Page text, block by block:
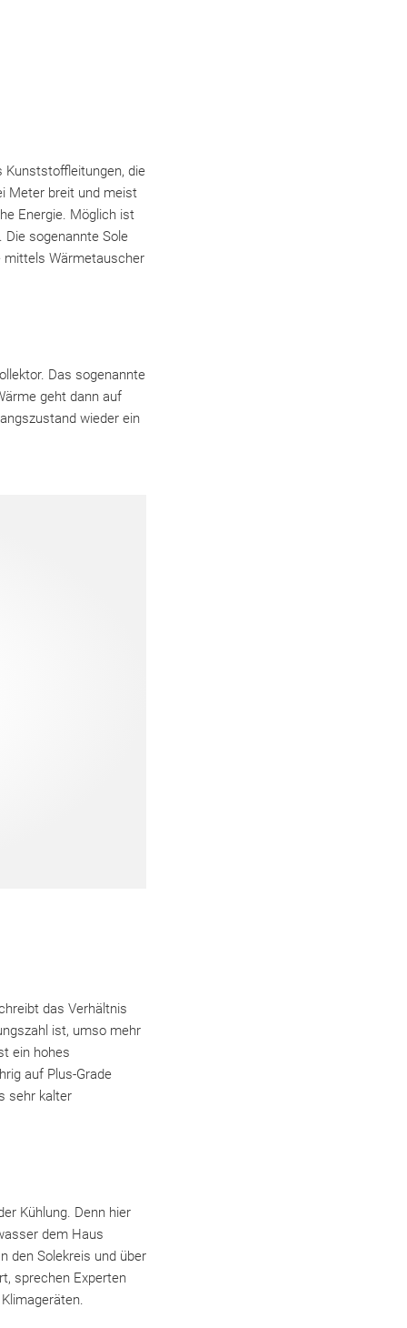
Kunststoffleitungen, die
Meter breit und meist
Energie. Möglich ist
sogenannte Sole
mittels Wärmetauscher
Das sogenannte
geht dann auf
wieder ein
das Verhältnis
ist, umso mehr
ein hohes
auf Plus-Grade
sehr kalter
Kühlung. Denn hier
dem Haus
den Solekreis und über
sprechen Experten